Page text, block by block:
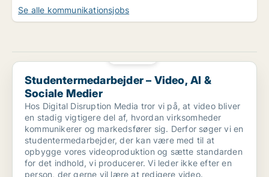
Se alle kommunikationsjobs
Studentermedarbejder – Video, AI & Sociale Medier
Studentermedarbejder – Video, AI &
Sociale Medier
Hos Digital Disruption Media tror vi på, at video bliver
en stadig vigtigere del af, hvordan virksomheder
kommunikerer og markedsfører sig. Derfor søger vi en
studentermedarbejder, der kan være med til at
opbygge vores videoproduktion og sætte standarden
for det indhold, vi producerer. Vi leder ikke efter en
person, der gerne vil lære at redigere video.